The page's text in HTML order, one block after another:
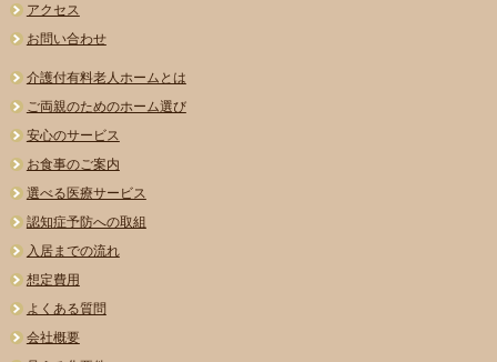
アクセス
お問い合わせ
介護付有料老人ホームとは
ご両親のためのホーム選び
安心のサービス
お食事のご案内
選べる医療サービス
認知症予防への取組
入居までの流れ
想定費用
よくある質問
会社概要